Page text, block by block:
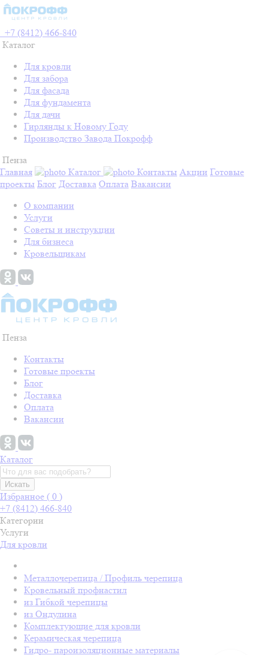
+7 (8412) 466-840
Каталог
Для кровли
Для забора
Для фасада
Для фундамента
Для дачи
Гирлянды к Новому Году
Производство Завода Покрофф
Пенза
Главная
Каталог Контакты Акции Готовые
проекты Блог Доставка Оплата Вакансии
О компании
Услуги
Советы и инструкции
Для бизнеса
Кровельщикам
Пенза
Контакты
Готовые проекты
Блог
Доставка
Оплата
Вакансии
Каталог
Искать
Избранное ( 0 )
+7 (8412) 466-840
Категории
Услуги
Для кровли
Металлочерепица / Профиль черепица
Кровельный профнастил
из Гибкой черепицы
из Ондулина
Комплектующие для кровли
Керамическая черепица
Гидро- пароизоляционные материалы